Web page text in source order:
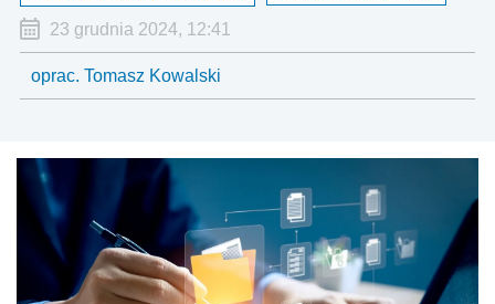
23 grudnia 2024, 12:41
oprac. Tomasz Kowalski